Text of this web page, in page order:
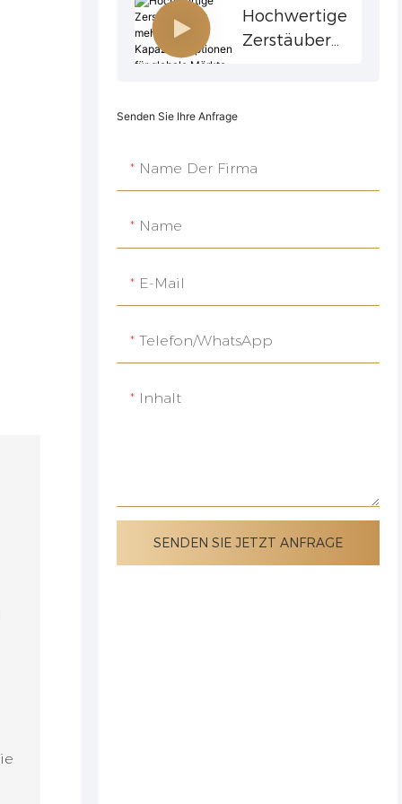
Lter
Hen Für Die
Körperpflege
Und Mehr
Hochwertige
Zerstäuber
Märkte
Senden Sie Ihre Anfrage
Name Der Firma
Name
E-Mail
Telefon/WhatsApp
Inhalt
SENDEN SIE JETZT ANFRAGE